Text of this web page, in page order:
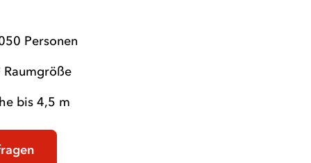
Personen
Raumgröße
bis 4,5 m